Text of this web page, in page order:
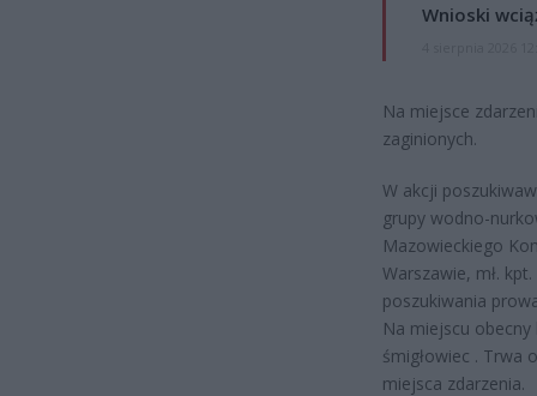
Wnioski
Na miejsce
zaginionych.
W akcji
grupy wodno-
Mazowieckiego
Warszawie, mł.
poszukiwania
Na miejscu
śmigłowiec . Trwa
miejsca zdarzenia.